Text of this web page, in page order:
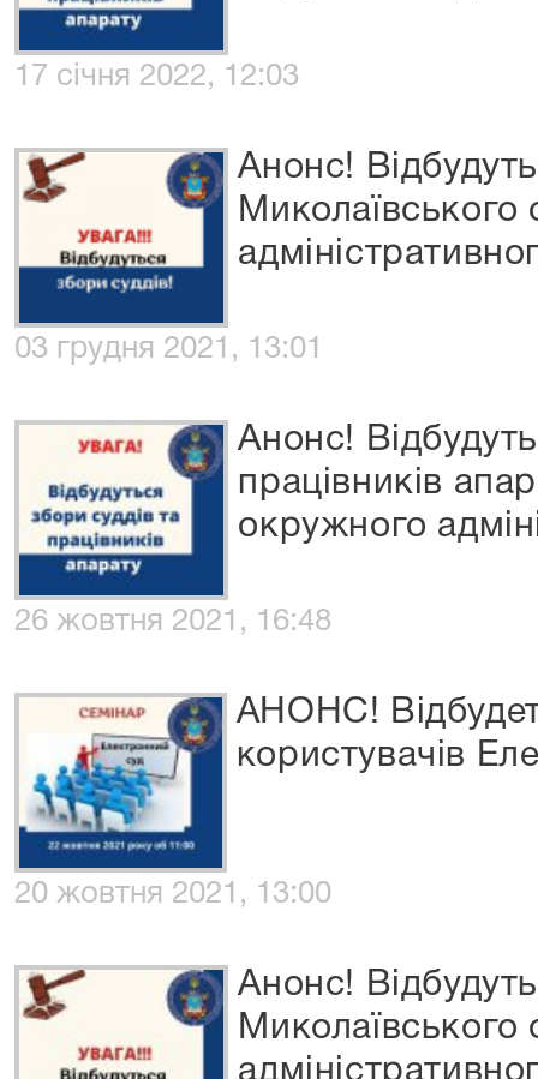
17 січня 2022, 12:03
Анонс!
Миколаївського
03 грудня 2021, 13:01
Анонс!
працівників
окружного
26 жовтня 2021, 16:48
АНОНС!
користувачів
20 жовтня 2021, 13:00
Анонс!
Миколаївського